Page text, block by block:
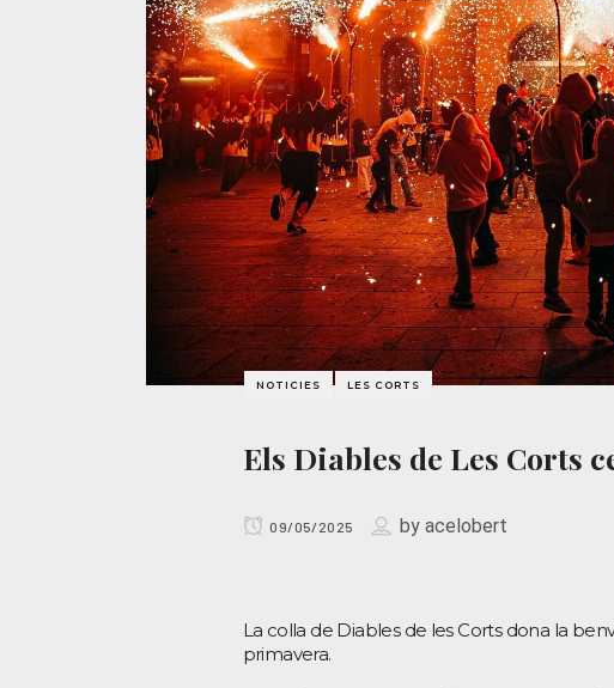
NOTICIES LES CORTS
Els Diables de Les Corts
09/05/2025 byacelobert
La colla de Diables de les Corts dona la
primavera.